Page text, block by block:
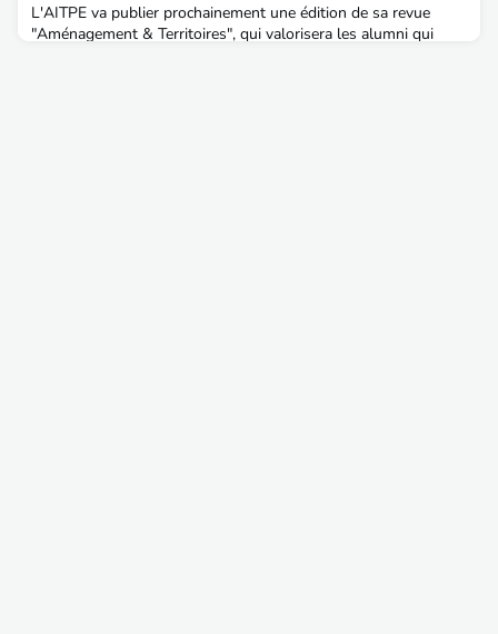
L'AITPE va publier prochainement une édition de sa revue
"Aménagement & Territoires", qui valorisera les alumni qui